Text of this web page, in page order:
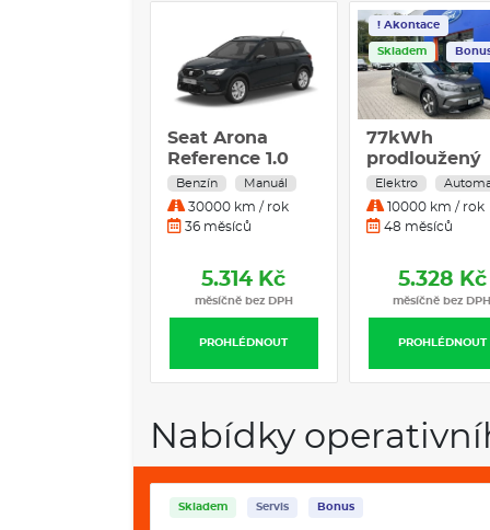
Skladem Bonus
77kWh
prodloužený
dojezd 210kW
Elektro Automat
10000 km / rok
48 měsíců
PROHLÉDNOUT
5.328 Kč
měsíčně bez DPH
Opel Corsa
Edition 1.2
TURBO 74
Benzín
Manuální
Benzín Manuál
30000 km / rok
36 měsíců
PROHLÉDNOUT
5.376 Kč
měsíčně bez DPH
Nabídky
Skladem Servis Bonus